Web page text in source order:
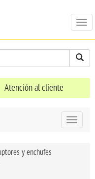
al cliente
Toggle
y enchufes